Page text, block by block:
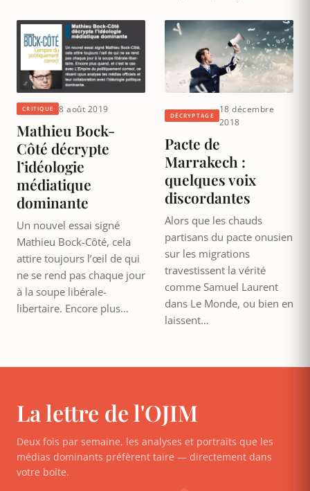
CRITIQUE 8 août 2019
Mathieu Bock-
Côté décrypte
l’idéologie
médiatique
dominante
Un nouvel essai signé
Mathieu Bock-Côté, cela
attire toujours l’œil de qui
ne se rend pas chaque jour
à la soupe libérale-
libertaire. Encore plus…
DÉCRYPTAGE
18 décembre
2018
Pacte de
Marrakech :
quelques voix
discordantes
Alors que les chauds
partisans du pacte onusien
sur les migrations
travestissent la vérité
comme Samuel Laurent
dans Le Monde, ou bien en
laissent…
La lettre de l'OJIM
Deux fois par semaine, les analyses et portraits que les
médias dominants préfèrent taire — directement dans
votre boîte.